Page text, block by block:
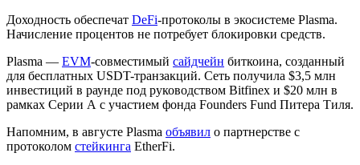
Доходность обеспечат DeFi-протоколы в экосистеме Plasma.
Начисление процентов не потребует блокировки средств.
Plasma — EVM-совместимый сайдчейн биткоина, созданный
для бесплатных USDT-транзакций. Сеть получила $3,5 млн
инвестиций в раунде под руководством Bitfinex и $20 млн в
рамках Серии А с участием фонда Founders Fund Питера Тиля.
Напомним, в августе Plasma объявил о партнерстве с
протоколом стейкинга EtherFi.